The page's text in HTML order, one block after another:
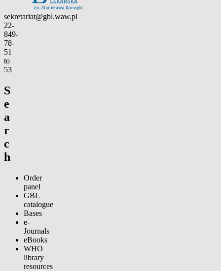
Contact
sekretariat@gbl.waw.pl
22-
849-
78-
51
to
53
S
e
a
r
c
h
Order
panel
GBL
catalogue
Bases
e-
Journals
eBooks
WHO
library
resources